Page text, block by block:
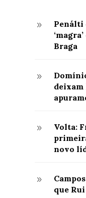
9
Penálti
Braga
9
deixam
9
Volta:
novo
9
que